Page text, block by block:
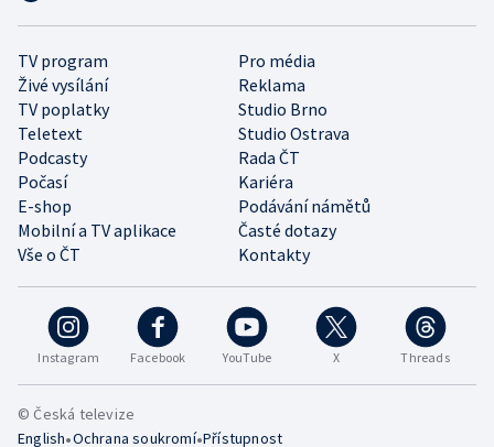
Instagram Facebook YouTube X Threads
TV program
Pro média
Živé vysílání
Reklama
TV poplatky
Studio Brno
Teletext
Studio Ostrava
Podcasty
Rada ČT
Počasí
Kariéra
E-shop
Podávání námětů
Mobilní a TV aplikace
Časté dotazy
Vše o ČT
Kontakty
© Česká televize
English•Ochrana soukromí•Přístupnost